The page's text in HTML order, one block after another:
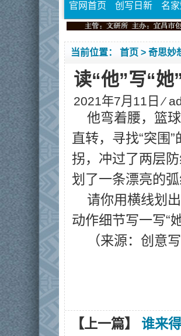
官网首页 创写日新 名
当前位置： 首页 > 奇思妙
读“他”写“她
2021年7月11日 ⁄
他弯着腰，篮
直转，寻找“突围
拐，冲过了两层
划了一条漂亮的
请你用横线划
动作细节写一写“
（来源： 创意
【上一篇】 谁来